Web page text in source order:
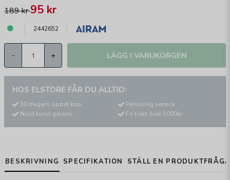
189 kr95 kr
2442652
- + LÄGG I VARUKORGEN
HOS ELSTORE FÅR DU ALLTID:
30 dagars öppet köp
Nöjd kund garanti
Personlig service
Fri frakt över 1000kr
BESKRIVNING SPECIFIKATION STÄLL EN